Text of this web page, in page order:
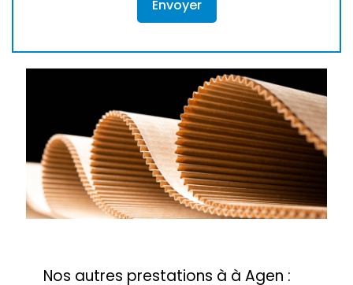
Nos autres prestations à à Agen :